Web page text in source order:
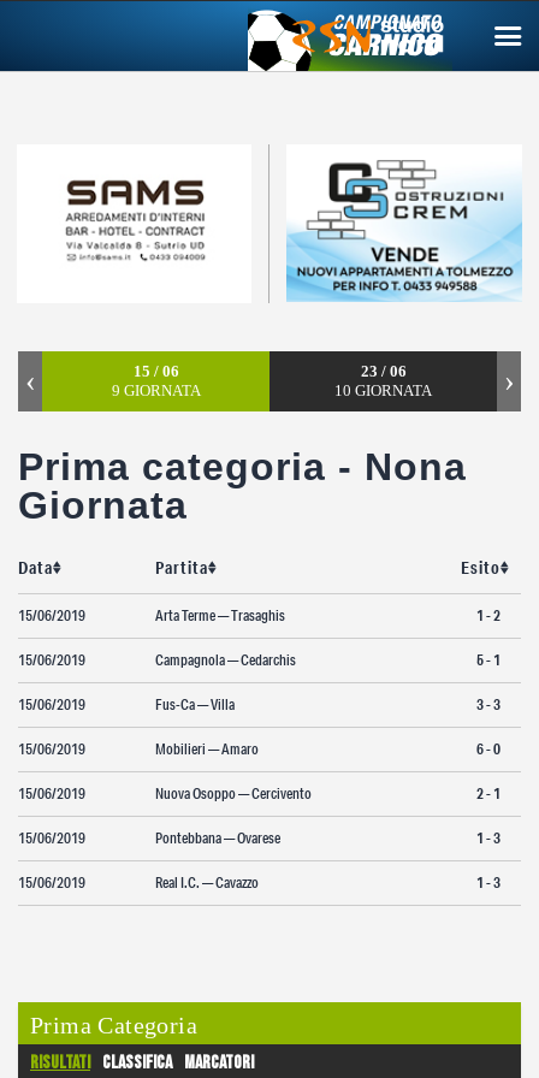
Coppa Carnia
Supercoppa
Calendari
Migliori
Albo d’oro
Partita Party
Campionato carnico
Coppa Carnia
Supercoppa
ERREA Cup
Squadre
Calendari
News
15 / 06
9 GIORNATA
23 / 06
10 GIORNATA
‹ ›
Prima categoria - Nona
Giornata
Data Partita Esito
15/06/2019 Arta Terme — Trasaghis 1 - 2
15/06/2019 Campagnola — Cedarchis 5 - 1
15/06/2019 Fus-Ca — Villa 3 - 3
15/06/2019 Mobilieri — Amaro 6 - 0
15/06/2019 Nuova Osoppo — Cercivento 2 - 1
15/06/2019 Pontebbana — Ovarese 1 - 3
15/06/2019 Real I.C. — Cavazzo 1 - 3
Prima Categoria
Risultati Classifica Marcatori